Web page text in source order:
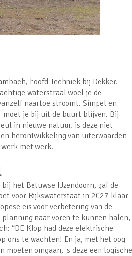
hoofd Techniek bij Dekker.
waterstraal woel je de
naartoe stroomt. Simpel en
moet je bij uit de buurt blijven. Bij
in nieuwe natuur, is deze niet
herontwikkeling van uiterwaarden
met werk.
het Betuwse IJzendoorn, gaf de
voor Rijkswaterstaat in 2027 klaar
eis voor verbetering van de
naar voren te kunnen halen,
“DE Klop had deze elektrische
ons te wachten! En ja, met het oog
moeten omgaan, is deze een logische